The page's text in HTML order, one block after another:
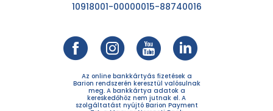
10918001-00000015-88740016
Az online bankkártyás fizetések a
Barion rendszerén keresztül valósulnak
meg. A bankkártya adatok a
kereskedőhöz nem jutnak el. A
szolgáltatást nyújtó Barion Payment